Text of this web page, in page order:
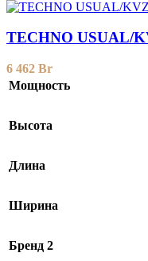
TECHNO USUAL/
6 462 Br
Мощность
Высота
Длина
Ширина
Бренд 2